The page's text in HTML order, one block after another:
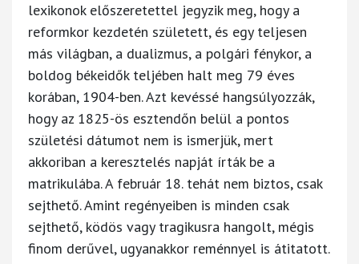
lexikonok előszeretettel jegyzik meg, hogy a
reformkor kezdetén született, és egy teljesen
más világban, a dualizmus, a polgári fénykor, a
boldog békeidők teljében halt meg 79 éves
korában, 1904-ben. Azt kevéssé hangsúlyozzák,
hogy az 1825-ös esztendőn belül a pontos
születési dátumot nem is ismerjük, mert
akkoriban a keresztelés napját írták be a
matrikulába. A február 18. tehát nem biztos, csak
sejthető. Amint regényeiben is minden csak
sejthető, ködös vagy tragikusra hangolt, mégis
finom derűvel, ugyanakkor reménnyel is átitatott.